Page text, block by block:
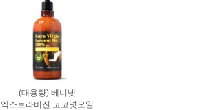
(대용량) 베니넷
엑스트라버진 코코넛오일